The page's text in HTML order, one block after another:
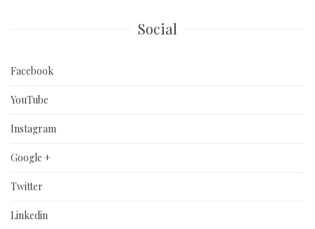
Social
Facebook
YouTube
Instagram
Google +
Twitter
Linkedin